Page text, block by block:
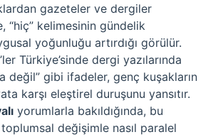
gazeteler ve dergiler
“hiç” kelimesinin gündelik
yoğunluğu artırdığı görülür.
Türkiye’sinde dergi yazılarında
değil” gibi ifadeler, genç kuşakların
karşı eleştirel duruşunu yansıtır.
yorumlarla bakıldığında, bu
değişimle nasıl paralel